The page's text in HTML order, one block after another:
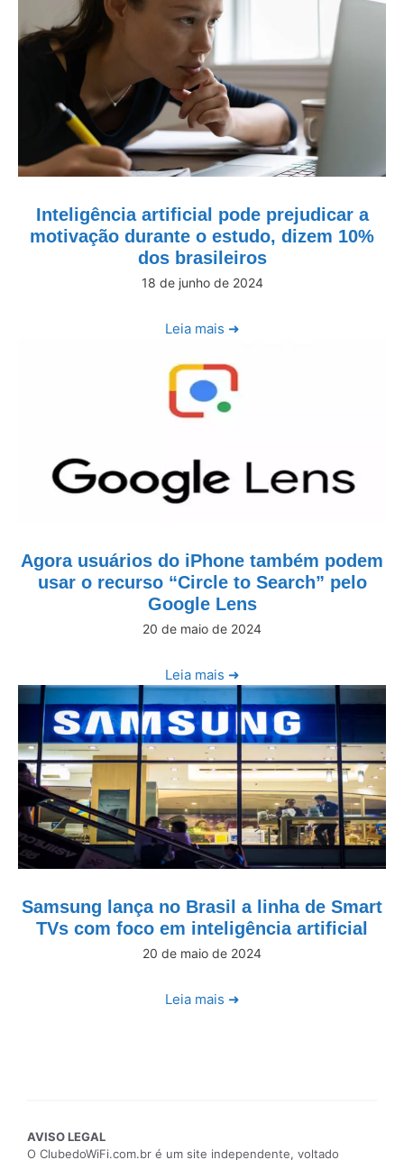
Inteligência artificial pode prejudicar a
motivação durante o estudo, dizem 10%
dos brasileiros
18 de junho de 2024
Leia mais ➜
Agora usuários do iPhone também podem
usar o recurso “Circle to Search” pelo
Google Lens
20 de maio de 2024
Leia mais ➜
Samsung lança no Brasil a linha de Smart
TVs com foco em inteligência artificial
20 de maio de 2024
Leia mais ➜
AVISO LEGAL
O ClubedoWiFi.com.br é um site independente, voltado